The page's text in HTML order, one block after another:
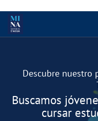
Descubre nuestro
Buscamos
cursar